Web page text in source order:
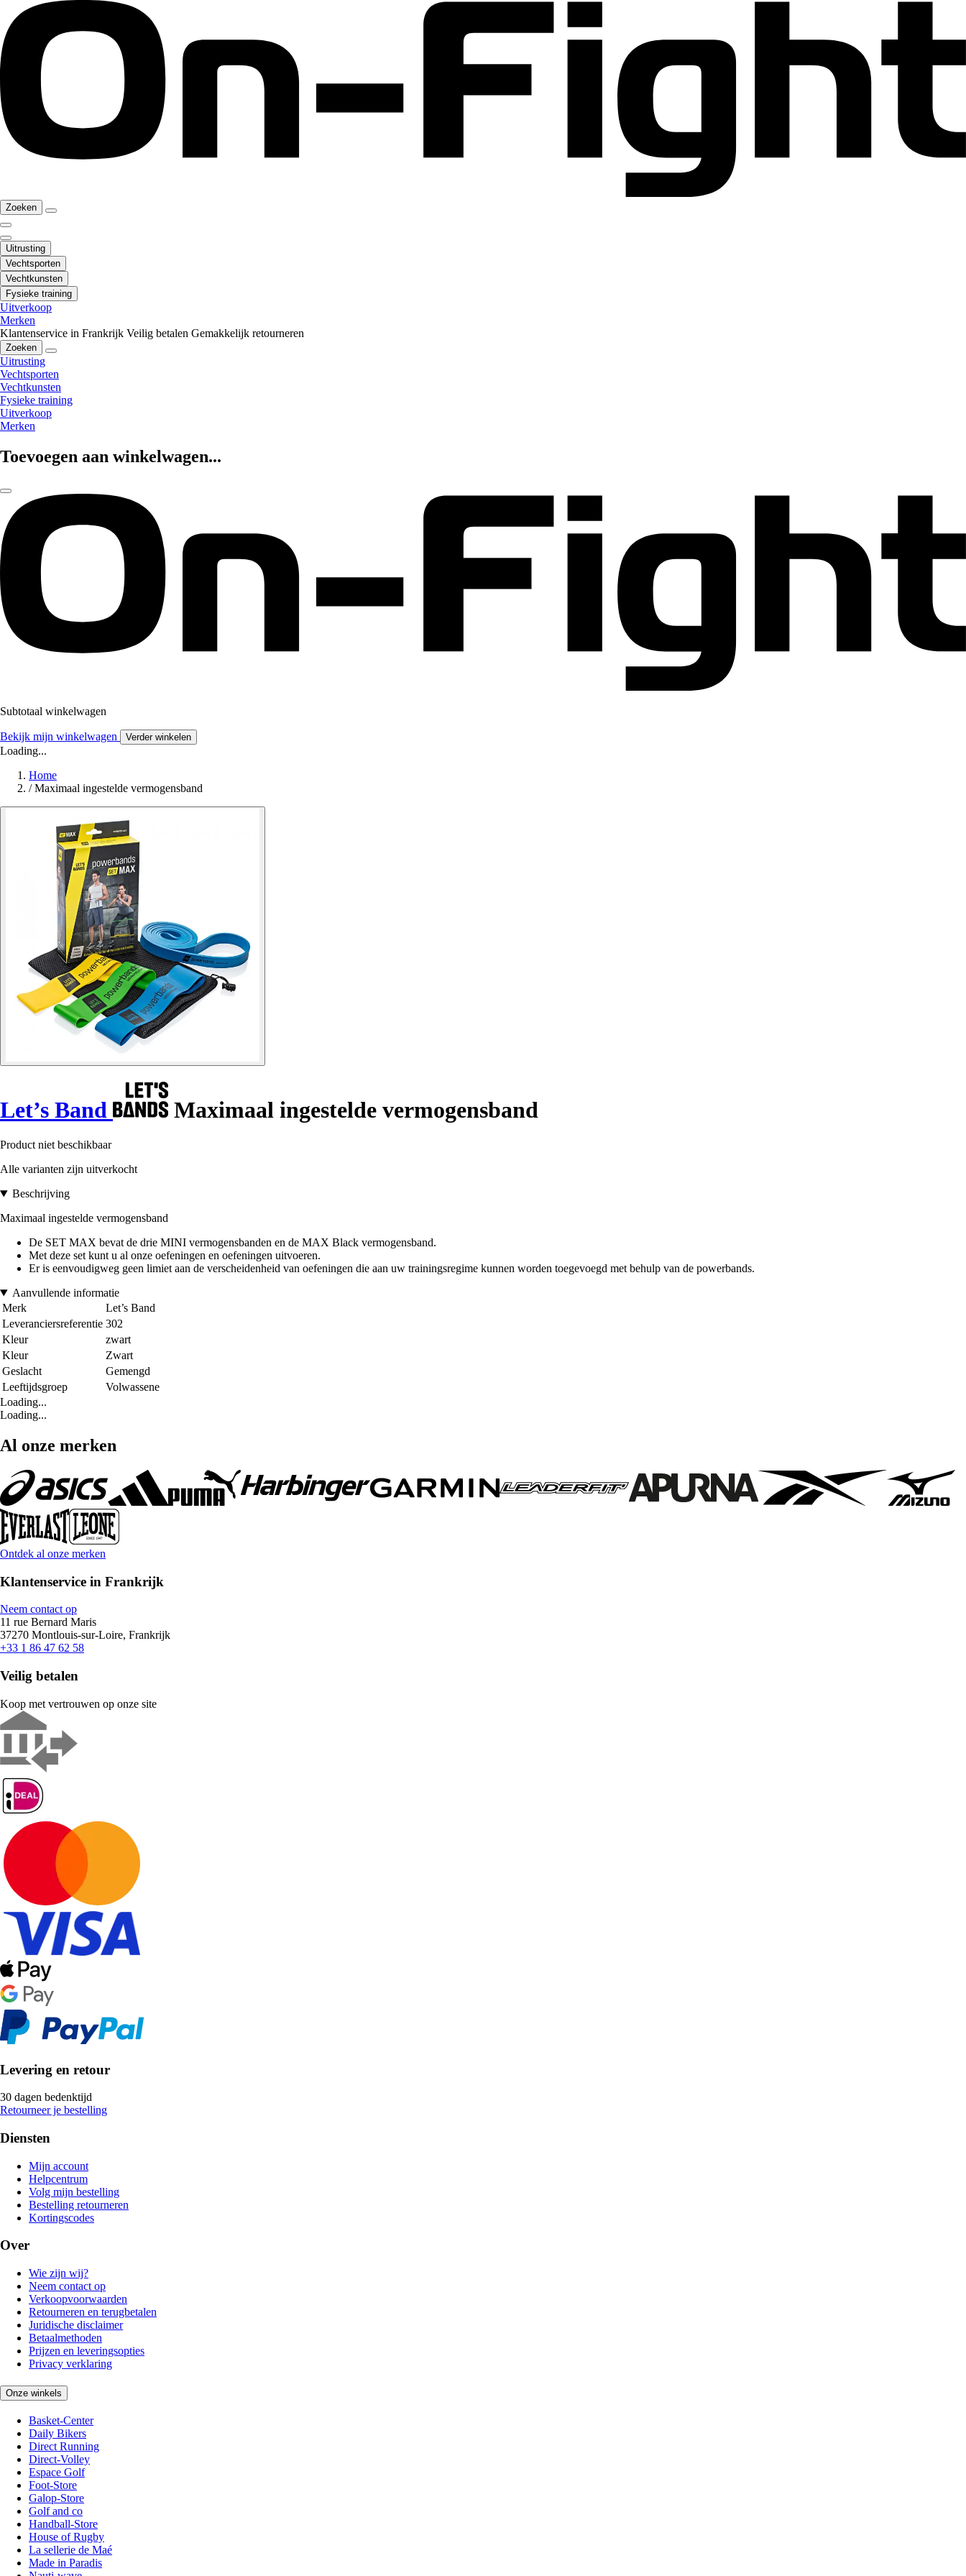
Zoeken
Uitrusting
Vechtsporten
Vechtkunsten
Fysieke training
Uitverkoop
Merken
Klantenservice in Frankrijk Veilig betalen Gemakkelijk retourneren
Zoeken
Uitrusting
Vechtsporten
Vechtkunsten
Fysieke training
Uitverkoop
Merken
Toevoegen aan winkelwagen...
Subtotaal winkelwagen
Bekijk mijn winkelwagen Verder winkelen
Loading...
Home
/ Maximaal ingestelde vermogensband
Let’s Band Maximaal ingestelde vermogensband
Product niet beschikbaar
Alle varianten zijn uitverkocht
Beschrijving
Maximaal ingestelde vermogensband
De SET MAX bevat de drie MINI vermogensbanden en de MAX Black vermogensband.
Met deze set kunt u al onze oefeningen en oefeningen uitvoeren.
Er is eenvoudigweg geen limiet aan de verscheidenheid van oefeningen die aan uw trainingsregime kunnen worden toegevoegd met behulp van de powerbands.
Aanvullende informatie
Merk
Let’s Band
Leveranciersreferentie 302
Kleur
zwart
Kleur
Zwart
Geslacht
Gemengd
Leeftijdsgroep
Volwassene
Loading...
Loading...
Al onze merken
Ontdek al onze merken
Klantenservice in Frankrijk
Neem contact op
11 rue Bernard Maris
37270 Montlouis-sur-Loire, Frankrijk
+33 1 86 47 62 58
Veilig betalen
Koop met vertrouwen op onze site
Levering en retour
30 dagen bedenktijd
Retourneer je bestelling
Diensten
Mijn account
Helpcentrum
Volg mijn bestelling
Bestelling retourneren
Kortingscodes
Over
Wie zijn wij?
Neem contact op
Verkoopvoorwaarden
Retourneren en terugbetalen
Juridische disclaimer
Betaalmethoden
Prijzen en leveringsopties
Privacy verklaring
Onze winkels
Basket-Center
Daily Bikers
Direct Running
Direct-Volley
Espace Golf
Foot-Store
Galop-Store
Golf and co
Handball-Store
House of Rugby
La sellerie de Maé
Made in Paradis